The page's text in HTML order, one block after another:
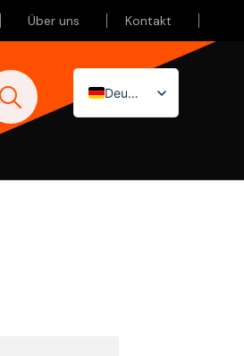
Über uns Kontakt
Deutsch
Nederlands